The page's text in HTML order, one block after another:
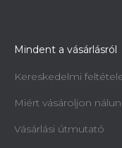
Mindent a vásárlásról
Kereskedelmi
Miért vásároljon
Vásárlási útmutató